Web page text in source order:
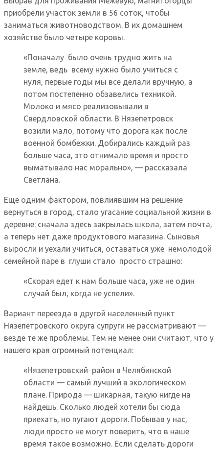
приобрели участок земли в 56 соток, чтобы
заниматься животноводством. В их домашнем
хозяйстве было четыре коровы.
«Поначалу было очень трудно жить на
земле, ведь всему нужно было учиться с
нуля, первые годы мы все делали вручную, а
потом постепенно обзавелись техникой.
Молоко и мясо реализовывали в
Свердловской области. В Нязепетровск
возили мало, потому что дорога как после
военной бомбежки. Добирались каждый раз
больше часа, это отнимало время и просто
выматывало нас морально», — рассказала
Светлана.
Еще одним фактором, повлиявшим на решение
вернуться в город, стало угасание социальной жизни в
деревне: сначала здесь закрылась школа, затем почта,
а теперь нет даже продуктового магазина. Сыновья
выросли и уехали учиться, оставаться уже немолодой
семейной паре в глуши стало просто страшно:
«Скорая едет к нам больше часа, уже не один
случай был, когда не успели».
Вариант переезда в другой населенный пункт
Нязепетровского округа супруги не рассматривают —
везде те же проблемы. Тем не менее они считают, что у
нашего края огромный потенциал:
«Нязепетровский район в Челябинской
области — самый лучший в экологическом
плане. Природа — шикарная, такую нигде на
найдешь. Сколько людей хотели бы сюда
приехать, но пугают дороги. Побывав у нас,
люди просто не могут поверить, что в наше
время такое возможно. Если сделать дороги